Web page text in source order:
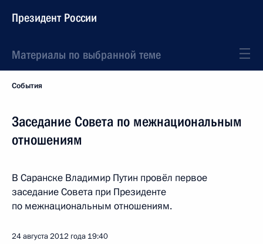
Президент России
Материалы по выбранной теме
События
Заседание Совета по межнациональным
отношениям
В Саранске Владимир Путин провёл первое
заседание Совета при Президенте
по межнациональным отношениям.
24 августа 2012 года 19:40